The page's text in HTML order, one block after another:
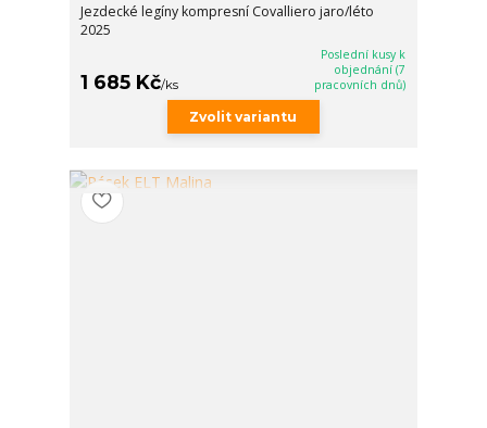
Jezdecké legíny kompresní Covalliero jaro/léto
2025
1 685 Kč/ks
Poslední kusy k
objednání (7
pracovních dnů)
Zvolit variantu